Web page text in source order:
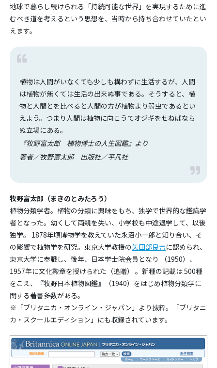
地球で暮らし続けられる「持続可能な世界」を実現するために進
むべき道を考えるという思想を、当時から持ち合わせていたとい
えます。
植物は人間がいなくても少しも構わずに生活するが、人間
は植物が無くては生活の出来ぬ事である。そうすると、植
物と人間とを比べると人間の方が植物より弱虫であるとい
えよう。つまり人間は植物に向こうてオジギをせねばなら
ぬ立場にある。
『牧野富太郎 植物博士の人生図鑑』より
著者／牧野富太郎 出版社／平凡社
牧野富太郎（まきのとみたろう）
植物分類学者。植物の分類に興味をもち、独学で世界的な鑑識学
者となった。幼くして両親を失い、小学校も中途退学して、以後
独学。 1878年頃博物学を教えていた永沼小一郎と知り合い、そ
の影響で植物学を研究。東京大学教授の矢田部良吉に認められ、
東京大学に奉職し、後年、日本学士院会員となり （1950）、
1957年に文化勲章を授けられた（追贈） 。新種の記載は 500種
をこえ、『牧野日本植物図鑑』（1940）をはじめ植物分類学に
関する著書多数がある。
※「ブリタニカ・オンライン・ジャパン」より抜粋。「ブリタニ
カ・スクールエディション」にも収録されています。